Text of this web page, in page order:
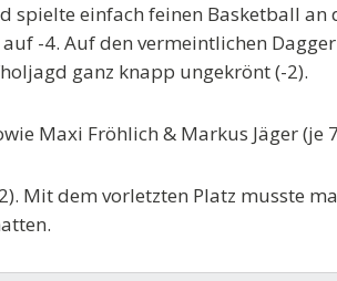
einfach feinen Basketball an
-4. Auf den vermeintlichen
ganz knapp ungekrönt (-2).
Maxi Fröhlich & Markus Jäger (je
Mit dem vorletzten Platz musste